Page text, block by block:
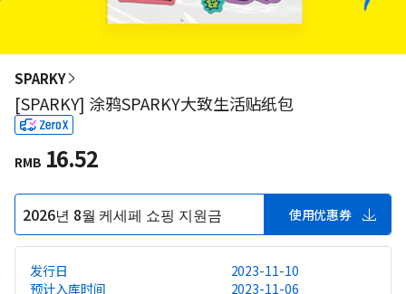
SPARKY
[SPARKY] 涂鸦SPARKY大致生活贴纸包
RMB 16.52
2026년 8월 케세페 쇼핑 지원금 使用优惠券
发行日
2023-11-10
预计入库时间
2023-11-06